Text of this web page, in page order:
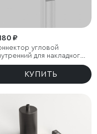
₽
угловой
для накладного
никель
00система Лайн
КУПИТЬ